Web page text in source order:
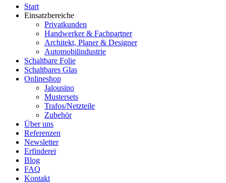
Start
Einsatzbereiche
Privatkunden
Handwerker & Fachpartner
Architekt, Planer & Designer
Automobilindustrie
Schaltbare Folie
Schaltbares Glas
Onlineshop
Jalousino
Mustersets
Trafos/Netzteile
Zubehör
Über uns
Referenzen
Newsletter
Erfinderei
Blog
FAQ
Kontakt